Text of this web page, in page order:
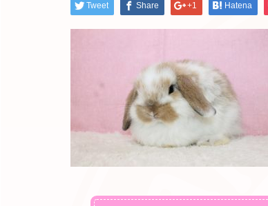
Tweet Share +1 Hatena